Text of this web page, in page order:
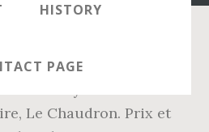
HISTORY
PAGE
ici. English . Se
Le Chaudron. Prix et